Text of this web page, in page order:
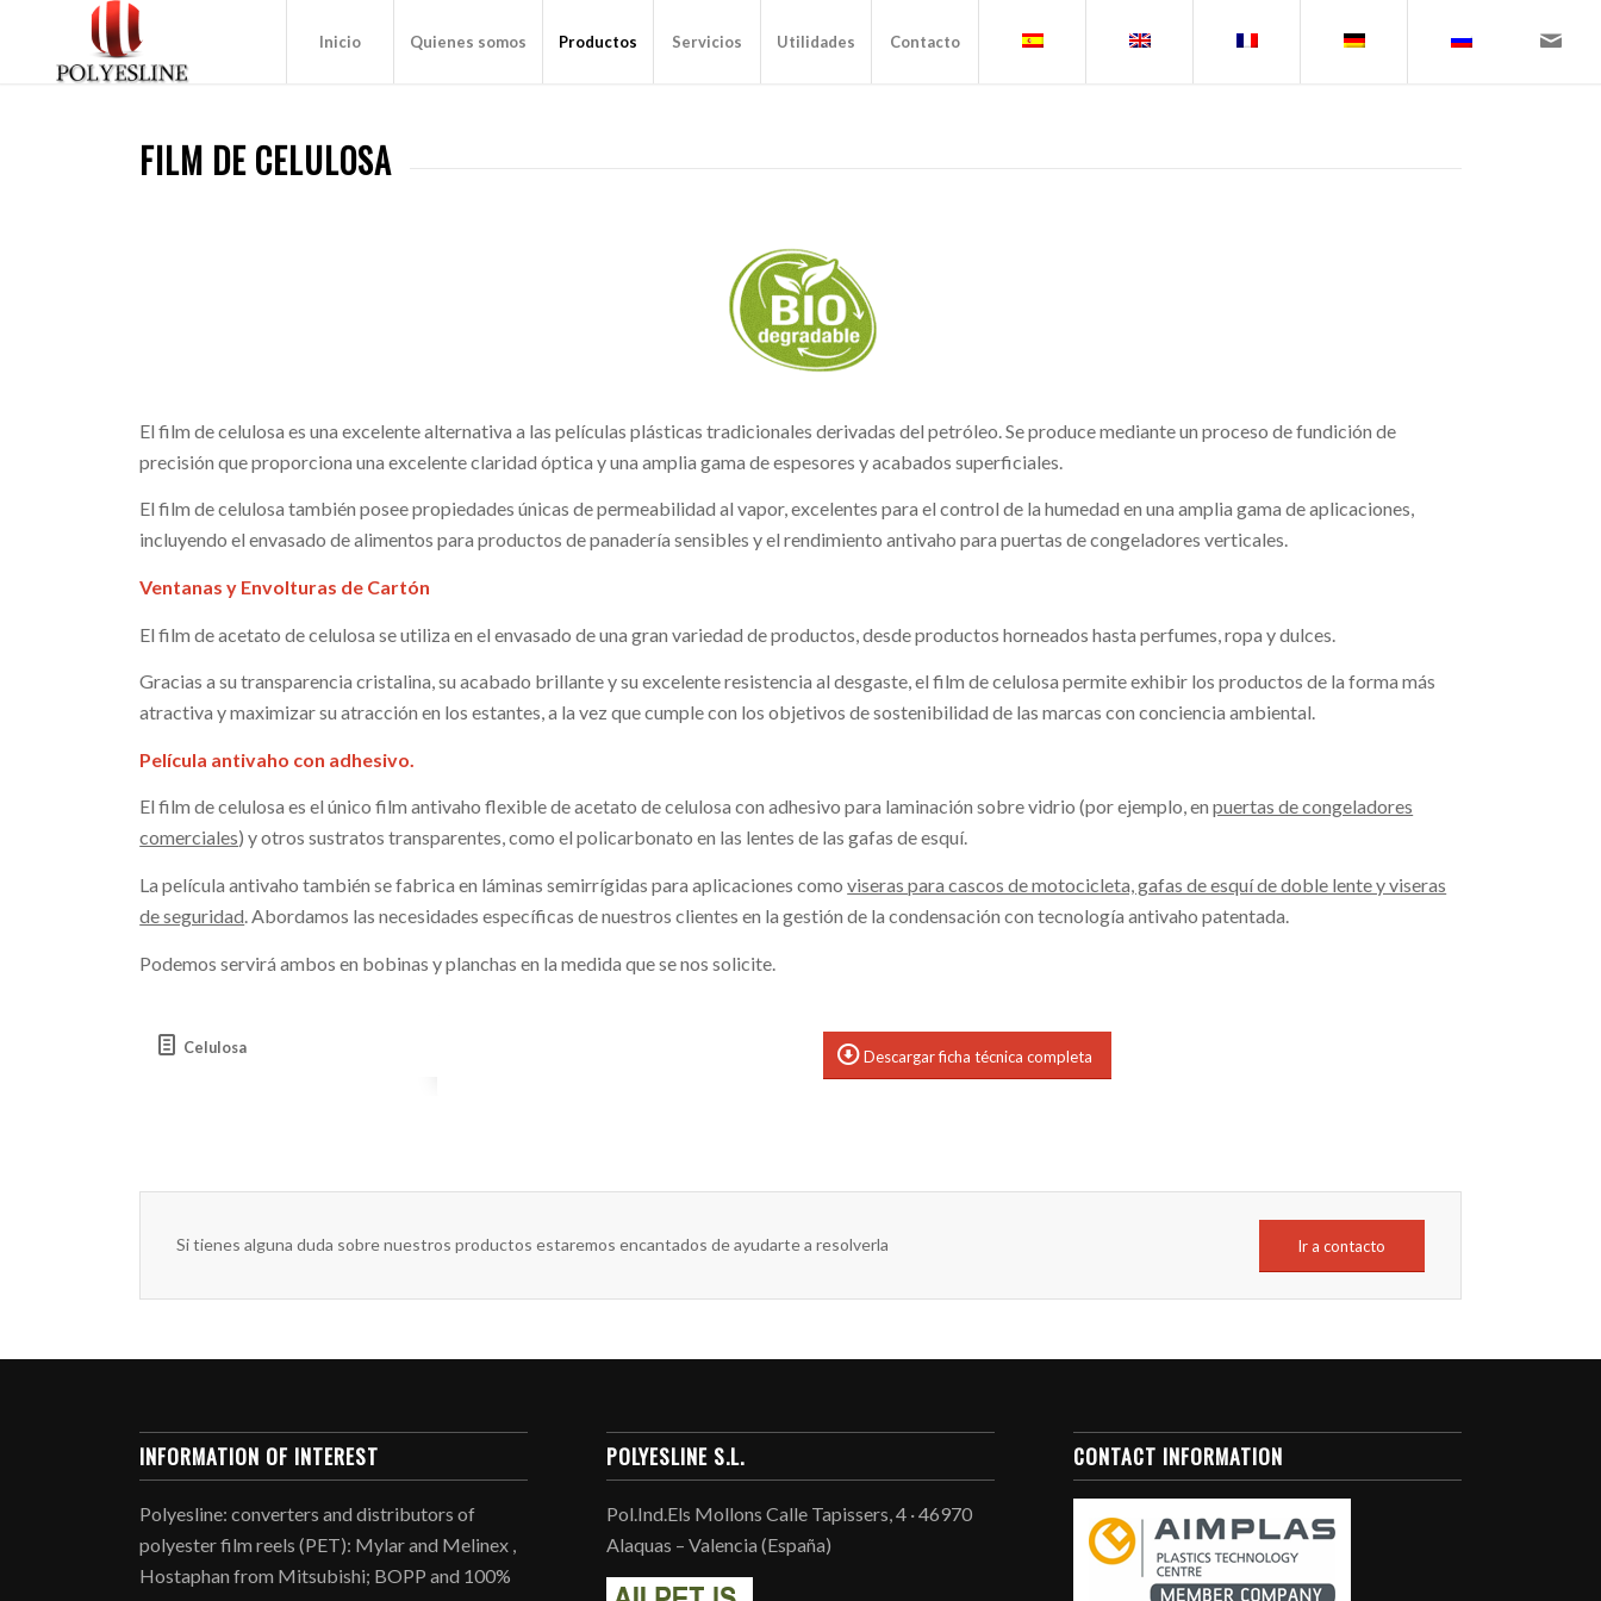
Inicio Quienes somos Productos Servicios Utilidades Contacto
FILM DE CELULOSA
El film de celulosa es una excelente alternativa a las películas plásticas tradicionales derivadas del petróleo. Se produce mediante un proceso de fundición de
precisión que proporciona una excelente claridad óptica y una amplia gama de espesores y acabados superficiales.
El film de celulosa también posee propiedades únicas de permeabilidad al vapor, excelentes para el control de la humedad en una amplia gama de aplicaciones,
incluyendo el envasado de alimentos para productos de panadería sensibles y el rendimiento antivaho para puertas de congeladores verticales.
Ventanas y Envolturas de Cartón
El film de acetato de celulosa se utiliza en el envasado de una gran variedad de productos, desde productos horneados hasta perfumes, ropa y dulces.
Gracias a su transparencia cristalina, su acabado brillante y su excelente resistencia al desgaste, el film de celulosa permite exhibir los productos de la forma más
atractiva y maximizar su atracción en los estantes, a la vez que cumple con los objetivos de sostenibilidad de las marcas con conciencia ambiental.
Película antivaho con adhesivo.
El film de celulosa es el único film antivaho flexible de acetato de celulosa con adhesivo para laminación sobre vidrio (por ejemplo, enpuertas de congeladores
comerciales) y otros sustratos transparentes, como el policarbonato en las lentes de las gafas de esquí.
La película antivaho también se fabrica en láminas semirrígidas para aplicaciones comoviseras para cascos de motocicleta, gafas de esquí de doble lente y viseras
de seguridad. Abordamos las necesidades específicas de nuestros clientes en la gestión de la condensación con tecnología antivaho patentada.
Podemos servirá ambos en bobinas y planchas en la medida que se nos solicite.
Celulosa Descargar ficha técnica completa
Si tienes alguna duda sobre nuestros productos estaremos encantados de ayudarte a resolverla Ir a contacto
INFORMATION OF INTEREST
Polyesline: converters and distributors of
polyester film reels (PET): Mylar and Melinex ,
Hostaphan from Mitsubishi; BOPP and 100%
POLYESLINE S.L.
Pol.Ind.Els Mollons Calle Tapissers, 4 · 46970
Alaquas – Valencia (España)
CONTACT INFORMATION